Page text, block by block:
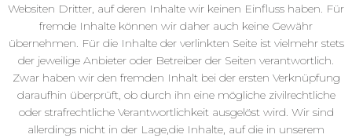
Websiten Dritter, auf deren Inhalte wir keinen Einfluss haben. Für
fremde Inhalte können wir daher auch keine Gewähr
übernehmen. Für die Inhalte der verlinkten Seite ist vielmehr stets
der jeweilige Anbieter oder Betreiber der Seiten verantwortlich.
Zwar haben wir den fremden Inhalt bei der ersten Verknüpfung
daraufhin überprüft, ob durch ihn eine mögliche zivilrechtliche
oder strafrechtliche Verantwortlichkeit ausgelöst wird. Wir sind
allerdings nicht in der Lage,die Inhalte, auf die in unserem